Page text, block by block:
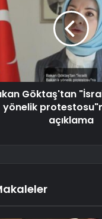
Göktaş'tan
yönelik
açıklama